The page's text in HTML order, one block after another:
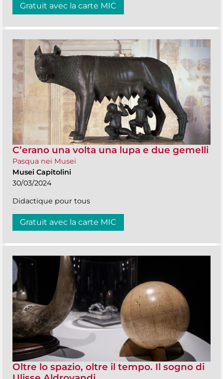
Gratuit avec la carte MIC
C’erano una volta una lupa e due gemelli
Pasqua nei Musei
Musei Capitolini
30/03/2024
Didactique pour tous
Gratuit avec la carte MIC
Oltre lo spazio, oltre il tempo. Il sogno di